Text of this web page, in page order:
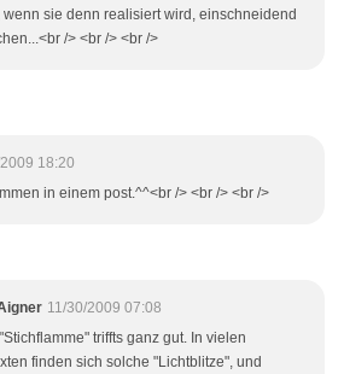
wenn sie denn realisiert wird, einschneidend
/> <br /> <br />
18:20
in einem post.^^<br /> <br /> <br />
11/30/2009 07:08
triffts ganz gut. In vielen
finden sich solche "Lichtblitze", und